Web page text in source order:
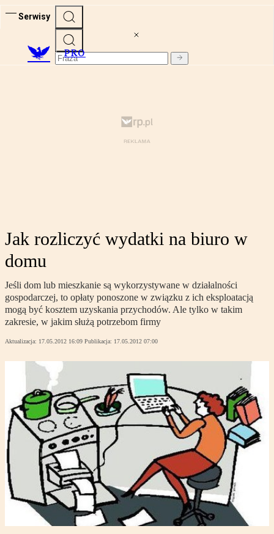
Serwisy
PRO
Jak rozliczyć wydatki na biuro w
domu
Jeśli dom lub mieszkanie są wykorzystywane w działalności
gospodarczej, to opłaty ponoszone w związku z ich eksploatacją
mogą być kosztem uzyskania przychodów. Ale tylko w takim
zakresie, w jakim służą potrzebom firmy
Aktualizacja: 17.05.2012 16:09 Publikacja: 17.05.2012 07:00